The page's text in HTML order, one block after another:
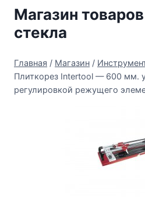
Перейти
содержимому
Магазин
стекла
Главная / Магазин /
Плиткорез Intertool — 600 мм.
регулировкой режущего